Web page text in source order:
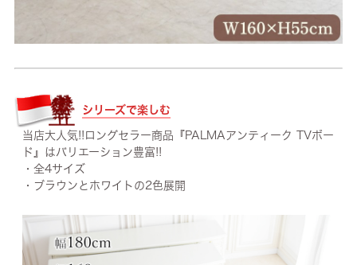
シリーズで楽しむ
当店大人気!!ロングセラー商品『PALMAアンティーク TVボー
ド』はバリエーション豊富!!
・全4サイズ
・ブラウンとホワイトの2色展開